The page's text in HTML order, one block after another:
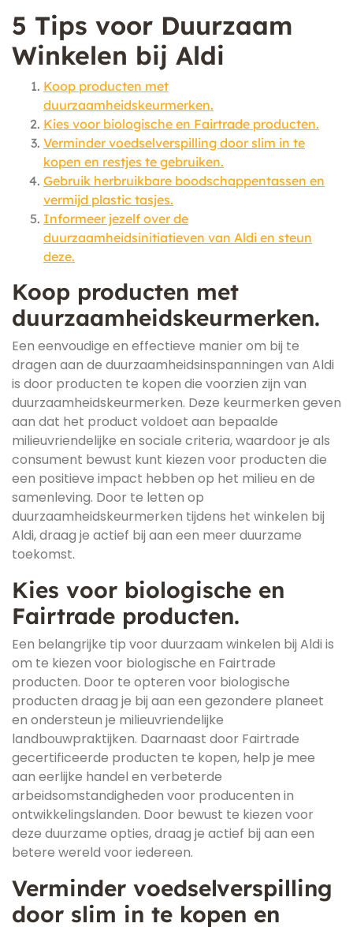
5 Tips voor Duurzaam
Winkelen bij Aldi
Koop producten met
duurzaamheidskeurmerken.
Kies voor biologische en Fairtrade producten.
Verminder voedselverspilling door slim in te
kopen en restjes te gebruiken.
Gebruik herbruikbare boodschappentassen en
vermijd plastic tasjes.
Informeer jezelf over de
duurzaamheidsinitiatieven van Aldi en steun
deze.
Koop producten met
duurzaamheidskeurmerken.
Een eenvoudige en effectieve manier om bij te
dragen aan de duurzaamheidsinspanningen van Aldi
is door producten te kopen die voorzien zijn van
duurzaamheidskeurmerken. Deze keurmerken geven
aan dat het product voldoet aan bepaalde
milieuvriendelijke en sociale criteria, waardoor je als
consument bewust kunt kiezen voor producten die
een positieve impact hebben op het milieu en de
samenleving. Door te letten op
duurzaamheidskeurmerken tijdens het winkelen bij
Aldi, draag je actief bij aan een meer duurzame
toekomst.
Kies voor biologische en
Fairtrade producten.
Een belangrijke tip voor duurzaam winkelen bij Aldi is
om te kiezen voor biologische en Fairtrade
producten. Door te opteren voor biologische
producten draag je bij aan een gezondere planeet
en ondersteun je milieuvriendelijke
landbouwpraktijken. Daarnaast door Fairtrade
gecertificeerde producten te kopen, help je mee
aan eerlijke handel en verbeterde
arbeidsomstandigheden voor producenten in
ontwikkelingslanden. Door bewust te kiezen voor
deze duurzame opties, draag je actief bij aan een
betere wereld voor iedereen.
Verminder voedselverspilling
door slim in te kopen en